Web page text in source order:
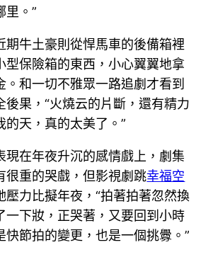
里。”
期牛土豪則從悍馬車的後備箱裡
型保險箱的東西，小心翼翼地拿
。和一切不雅眾一路追劇才看到
後果，“火燒云的片斷，還有精力
的天，真的太美了。”
現在年夜升沉的感情戲上，劇集
很重的哭戲，但影視劇跳幸福空
壓力比擬年夜，“拍著拍著忽然換
一下妝，正哭著，又要回到小時
快節拍的變更，也是一個挑釁。”